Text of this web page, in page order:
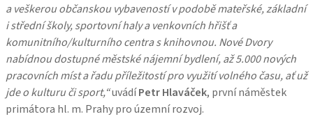
a veškerou občanskou vybaveností v podobě mateřské, základní
i střední školy, sportovní haly a venkovních hřišť a
komunitního/kulturního centra s knihovnou. Nové Dvory
nabídnou dostupné městské nájemní bydlení, až 5.000 nových
pracovních míst a řadu příležitostí pro využití volného času, ať už
jde o kulturu či sport,“uvádíPetr Hlaváček, první náměstek
primátora hl. m. Prahy pro územní rozvoj.